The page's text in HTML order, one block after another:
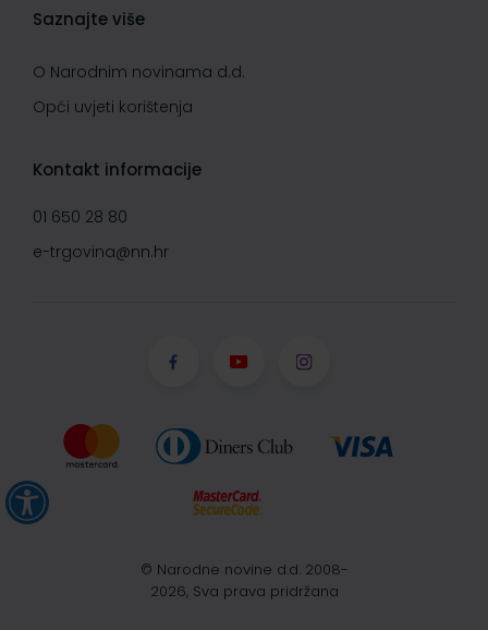
Saznajte više
O Narodnim novinama d.d.
Opći uvjeti korištenja
Kontakt informacije
01 650 28 80
e-trgovina@nn.hr
© Narodne novine d.d. 2008-
2026, Sva prava pridržana